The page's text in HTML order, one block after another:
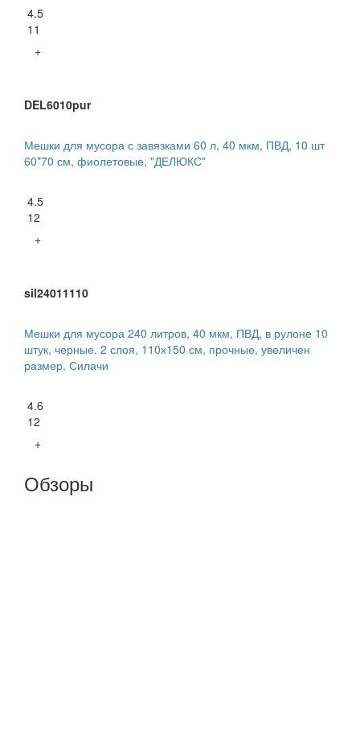
4.5
11
+
DEL6010pur
Мешки для мусора с завязками 60 л, 40 мкм, ПВД, 10 шт
60*70 см, фиолетовые, "ДЕЛЮКС"
4.5
12
+
sil24011110
Мешки для мусора 240 литров, 40 мкм, ПВД, в рулоне 10
штук, черные, 2 слоя, 110х150 см, прочные, увеличен
размер, Силачи
4.6
12
+
Обзоры